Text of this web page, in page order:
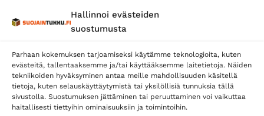
Hallinnoi evästeiden
suostumusta
Parhaan kokemuksen tarjoamiseksi käytämme teknologioita, kuten
evästeitä, tallentaaksemme ja/tai käyttääksemme laitetietoja. Näiden
tekniikoiden hyväksyminen antaa meille mahdollisuuden käsitellä
tietoja, kuten selauskäyttäytymistä tai yksilöllisiä tunnuksia tällä
sivustolla. Suostumuksen jättäminen tai peruuttaminen voi vaikuttaa
haitallisesti tiettyihin ominaisuuksiin ja toimintoihin.
Toimitustavat
Posti